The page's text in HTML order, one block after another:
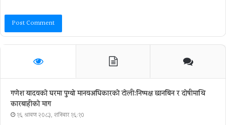
गणेश यादवको घरमा पुग्याे मानवअधिकारकाे टोली:निष्पक्ष छानबिन र दोषीमाथि
कारबाहीको माग
१६ श्रावण २०८३, शनिबार १६:१०